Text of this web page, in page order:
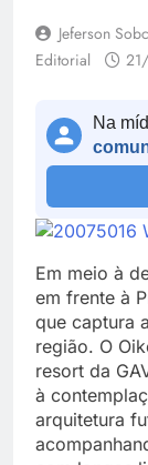
Jeferson
Editorial
Na
Em meio à
em frente à
que captura
região. O
resort da
à
arquitetura